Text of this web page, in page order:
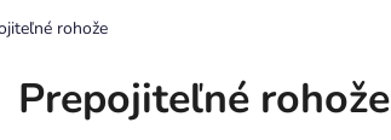
rohože
Prepojiteľné rohože